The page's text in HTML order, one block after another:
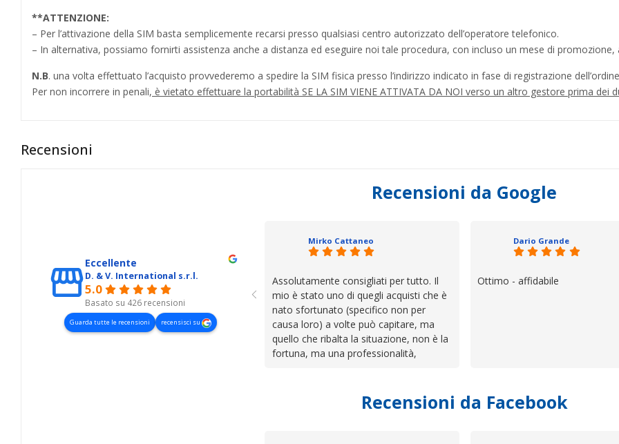
**ATTENZIONE:
– Per l’attivazione della SIM basta semplicemente recarsi presso qualsiasi centro autorizzato dell’operatore telefonico.
– In alternativa, possiamo fornirti assistenza anche a distanza ed eseguire noi tale procedura, con incluso un mese di promozione,
N.B. una volta effettuato l’acquisto provvederemo a spedire la SIM fisica presso l’indirizzo indicato in fase di registrazione
Per non incorrere in penali, è vietato effettuare la portabilità SE LA SIM VIENE ATTIVATA DA NOI verso un altro gestore prima dei
Recensioni
Recensioni da Google
Eccellente
D. & V. International s.r.l.
5.0
Basato su 426 recensioni
Guarda tutte le recensioni recensisci su
Mirko Cattaneo
Assolutamente consigliati per tutto. Il
mio è stato uno di quegli acquisti che è
nato sfortunato (specifico non per
causa loro) a volte può capitare, ma
quello che ribalta la situazione, non è la
fortuna, ma una professionalità,
cose. Be', io qui è proprio quello che ho
trovato, un atteggiamento che va oltre
Dario Grande
Ottimo - affidabile
Recensioni da Facebook